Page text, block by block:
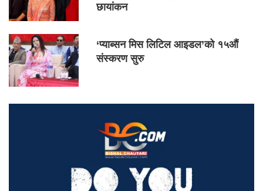
छायांकन
‘प्याब्सन मिस लिटिल आइडल’को १५औं
संस्करण सुरु